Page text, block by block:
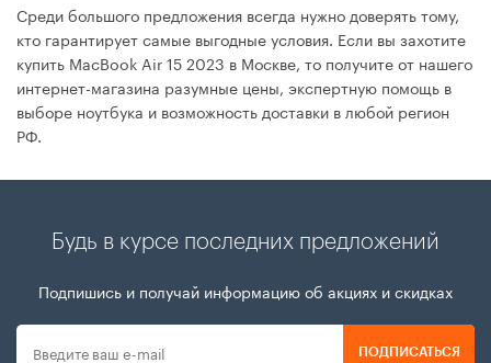
Среди большого предложения всегда нужно доверять тому,
кто гарантирует самые выгодные условия. Если вы захотите
купить MacBook Air 15 2023 в Москве, то получите от нашего
интернет-магазина разумные цены, экспертную помощь в
выборе ноутбука и возможность доставки в любой регион
РФ.
Будь в курсе последних предложений
Подпишись и получай информацию об акциях и скидках
ПОДПИСАТЬСЯ